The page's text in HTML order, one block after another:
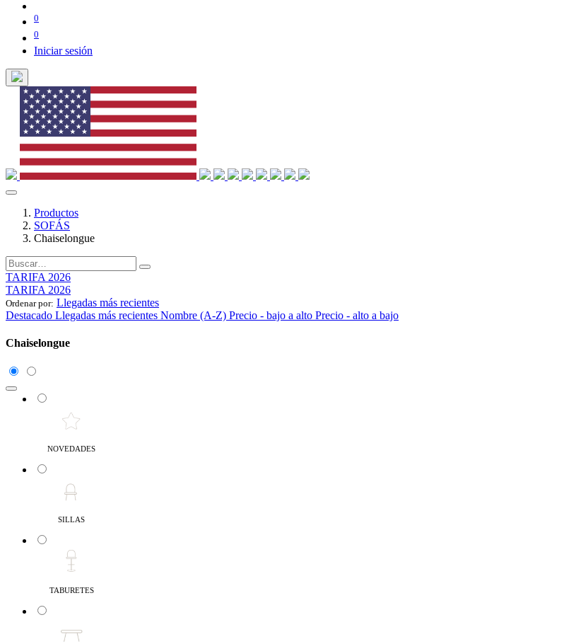
0
0
Iniciar sesión
Productos
SOFÁS
Chaiselongue
TARIFA 2026
TARIFA 2026
Ordenar por: Llegadas más recientes
Destacado Llegadas más recientes Nombre (A-Z) Precio - bajo a alto Precio - alto a bajo
Chaiselongue
NOVEDADES
SILLAS
TABURETES